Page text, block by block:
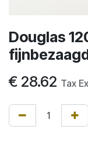
Douglas
€ 28.62 Tax